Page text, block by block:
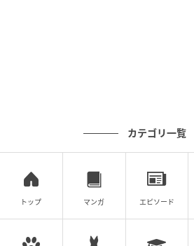
カテゴリ一覧
トップ マンガ エピソード